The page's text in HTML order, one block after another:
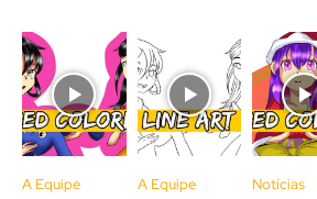
A Equipe A Equipe Notícias